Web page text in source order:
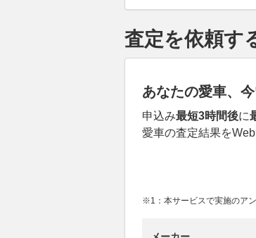
査定を依頼す
あなたの愛車、
申込み最短3時間後に
愛車の査定結果をWeb
※1：本サービスで実施のア